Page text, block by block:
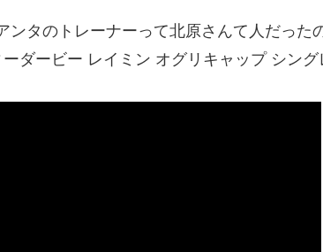
タのトレーナーって北原さんて人だった
ダービー レイミン オグリキャップ シング